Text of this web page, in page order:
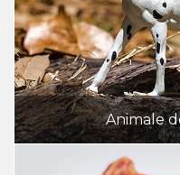
Animale